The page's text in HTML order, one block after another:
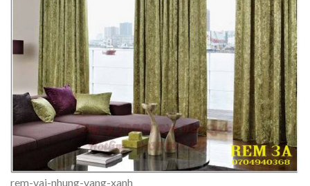
rem-vai-nhung-vang-xanh